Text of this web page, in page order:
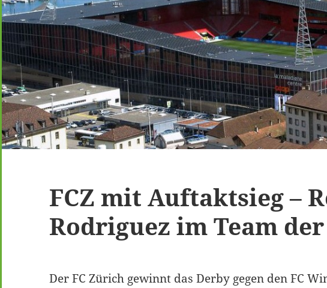
FCZ mit Auftaktsieg –
Rodriguez im Team
Der FC Zürich gewinnt das Derby gegen den FC